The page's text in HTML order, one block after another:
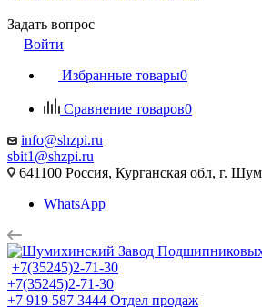
Задать вопрос
Войти
Избранные товары0
Сравнение товаров0
info@shzpi.ru
sbit1@shzpi.ru
641100 Россия, Курганская обл, г.
WhatsApp
+7(35245)2-71-30
+7(35245)2-71-30
+7 919 587 3444 Отдел продаж